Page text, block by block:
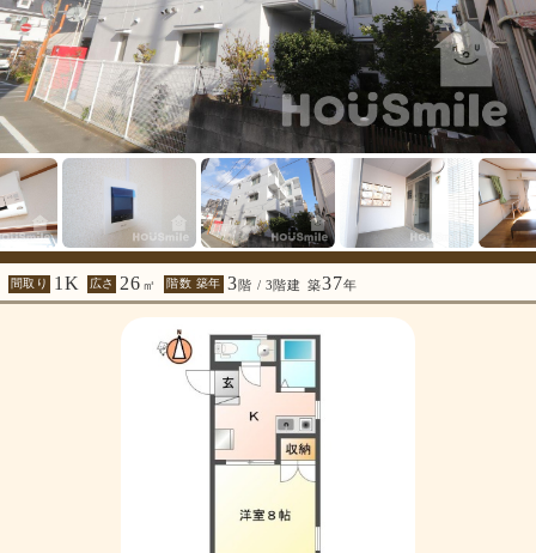
間取り 1K 広さ 26 ㎡ 階数 築年 3階 / 3階建 築37年